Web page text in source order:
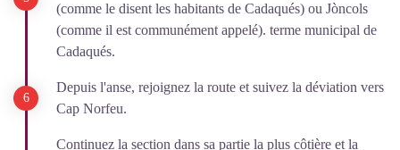
(comme le disent les habitants de Cadaqués) ou Jòncols
(comme il est communément appelé). terme municipal de
Cadaqués.
Depuis l'anse, rejoignez la route et suivez la déviation vers
Cap Norfeu.
Continuez la section dans sa partie la plus côtière et la